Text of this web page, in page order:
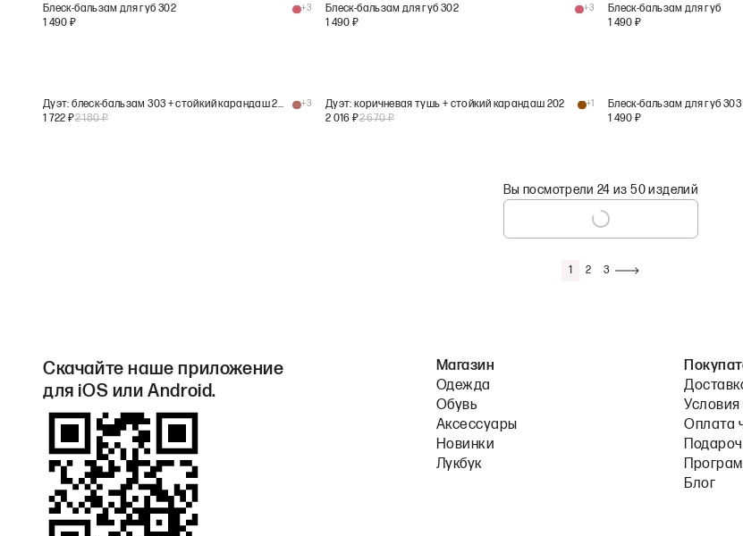
Блеск-бальзам для губ 302
1 490 ₽
+3
Блеск-бальзам для губ 302
1 490 ₽
+3
Блеск-бальзам для губ
1 490 ₽
Дуэт: блеск-бальзам 303 + стойкий карандаш 203
1 722 ₽2 180₽
+3
Дуэт: коричневая тушь + стойкий карандаш 202
2 016 ₽2 670₽
+1
Блеск-бальзам для губ 303
1 490 ₽
Вы посмотрели 24 из 50 изделий
1 2 3
Скачайте наше приложение
для iOS или Android.
Магазин
Одежда
Обувь
Аксессуары
Новинки
Лукбук
Условия
Оплата
Блог